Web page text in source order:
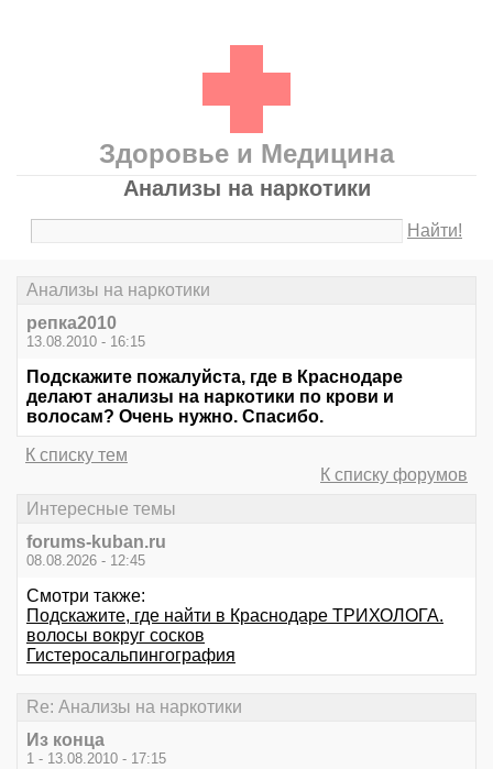
Здоровье и Медицина
Анализы на наркотики
Найти!
Анализы на наркотики
репка2010
13.08.2010 - 16:15
Подскажите пожалуйста, где в Краснодаре
делают анализы на наркотики по крови и
волосам? Очень нужно. Спасибо.
К списку тем
К списку форумов
Интересные темы
forums-kuban.ru
08.08.2026 - 12:45
Смотри также:
Подскажите, где найти в Краснодаре ТРИХОЛОГА.
волосы вокруг сосков
Гистеросальпингография
Re: Анализы на наркотики
Из конца
1 - 13.08.2010 - 17:15